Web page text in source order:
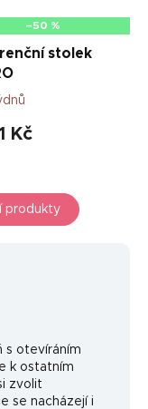
–50 %
stolek
Kč
produkty
s otevíráním
k ostatním
zvolit
se nacházejí i